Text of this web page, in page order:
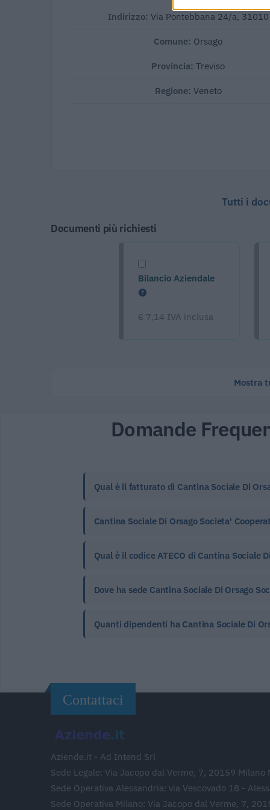
Indirizzo: Via Pontebbana 24/a, 31010
Comune: Orsago
Provincia:Treviso
Regione: Veneto
Tutti i
Documenti più richiesti
Bilancio Aziendale
€ 7,14 IVA inclusa
Mostra
Domande
Qual è il fatturato di Cantina Sociale Di
Cantina Sociale Di Orsago Societa'
Qual è il codice ATECO di Cantina Sociale
Dove ha sede Cantina Sociale Di Orsago
Quanti dipendenti ha Cantina Sociale Di
Contattaci
Aziende.it - Ad Intend Srl
Sede Legale: Via Jacopo dal Verme, 7, 20159 Milano
Sede Operativa Alessandria: via Vescovado 18 -
Sede Operativa Milano: Via Jacopo dal Verme, 7,